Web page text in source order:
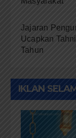
Jajaran
Ucapkan
Tahun
IKLAN